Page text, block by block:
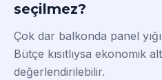
seçilmez?
Çok dar balkonda panel
Bütçe kısıtlıysa ekonomik
değerlendirilebilir.